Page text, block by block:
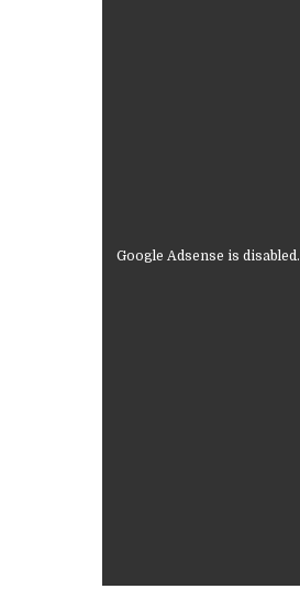
Google Adsense is disabled.